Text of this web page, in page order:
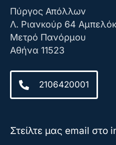
Πύργος Απόλλων
Λ. Ριανκούρ 64
Μετρό Πανόρμου
Αθήνα 11523
2106420001
Στείλτε μας email στο